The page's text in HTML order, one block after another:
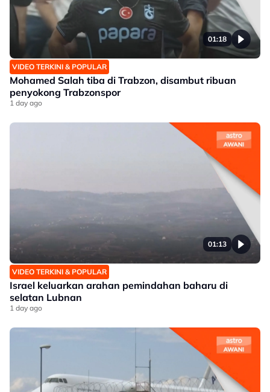
01:18
VIDEO TERKINI & POPULAR
Mohamed Salah tiba di Trabzon, disambut ribuan
penyokong Trabzonspor
1 day ago
01:13
VIDEO TERKINI & POPULAR
Israel keluarkan arahan pemindahan baharu di
selatan Lubnan
1 day ago